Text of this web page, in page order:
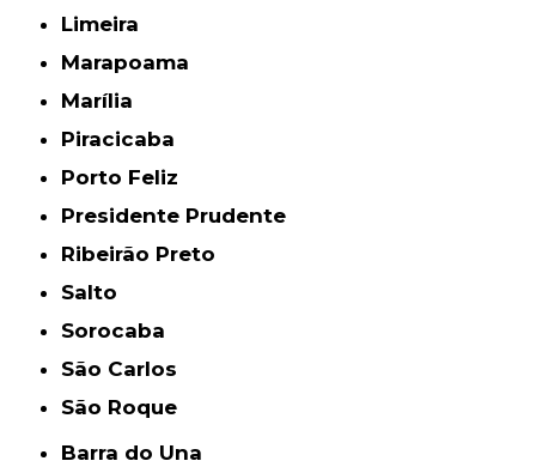
Limeira
Marapoama
Marília
Piracicaba
Porto Feliz
Presidente Prudente
Ribeirão Preto
Salto
Sorocaba
São Carlos
São Roque
Barra do Una